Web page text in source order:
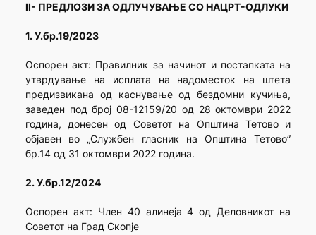
II- ПРЕДЛОЗИ ЗА ОДЛУЧУВАЊЕ СО НАЦРТ-ОДЛУКИ
1. У.бр.19/2023
Оспорен акт: Правилник за начинот и постапката на
утврдување на исплата на надоместок на штета
предизвикана од каснување од бездомни кучиња,
заведен под број 08-12159/20 од 28 октомври 2022
година, донесен од Советот на Општина Тетово и
објавен во „Службен гласник на Општина Тетово”
бр.14 од 31 октомври 2022 година.
2. У.бр.12/2024
Оспорен акт: Член 40 алинеја 4 од Деловникот на
Советот на Град Скопје